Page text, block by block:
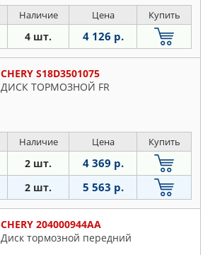
Наличие Цена Купить
4 шт. 4 126 р.
CHERY S18D3501075
ДИСК ТОРМОЗНОЙ FR
Наличие Цена Купить
2 шт. 4 369 р.
2 шт. 5 563 р.
CHERY 204000944AA
Диск тормозной передний